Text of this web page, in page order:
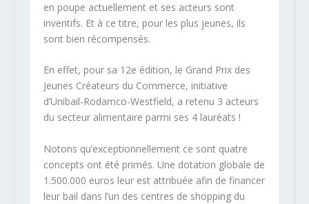
en poupe actuellement et ses acteurs sont
inventifs. Et à ce titre, pour les plus jeunes, ils
sont bien récompensés.
En effet, pour sa 12e édition, le Grand Prix des
Jeunes Créateurs du Commerce, initiative
d’Unibail-Rodamco-Westfield, a retenu 3 acteurs
du secteur alimentaire parmi ses 4 lauréats !
Notons qu’exceptionnellement ce sont quatre
concepts ont été primés. Une dotation globale de
1.500.000 euros leur est attribuée afin de financer
leur bail dans l’un des centres de shopping du